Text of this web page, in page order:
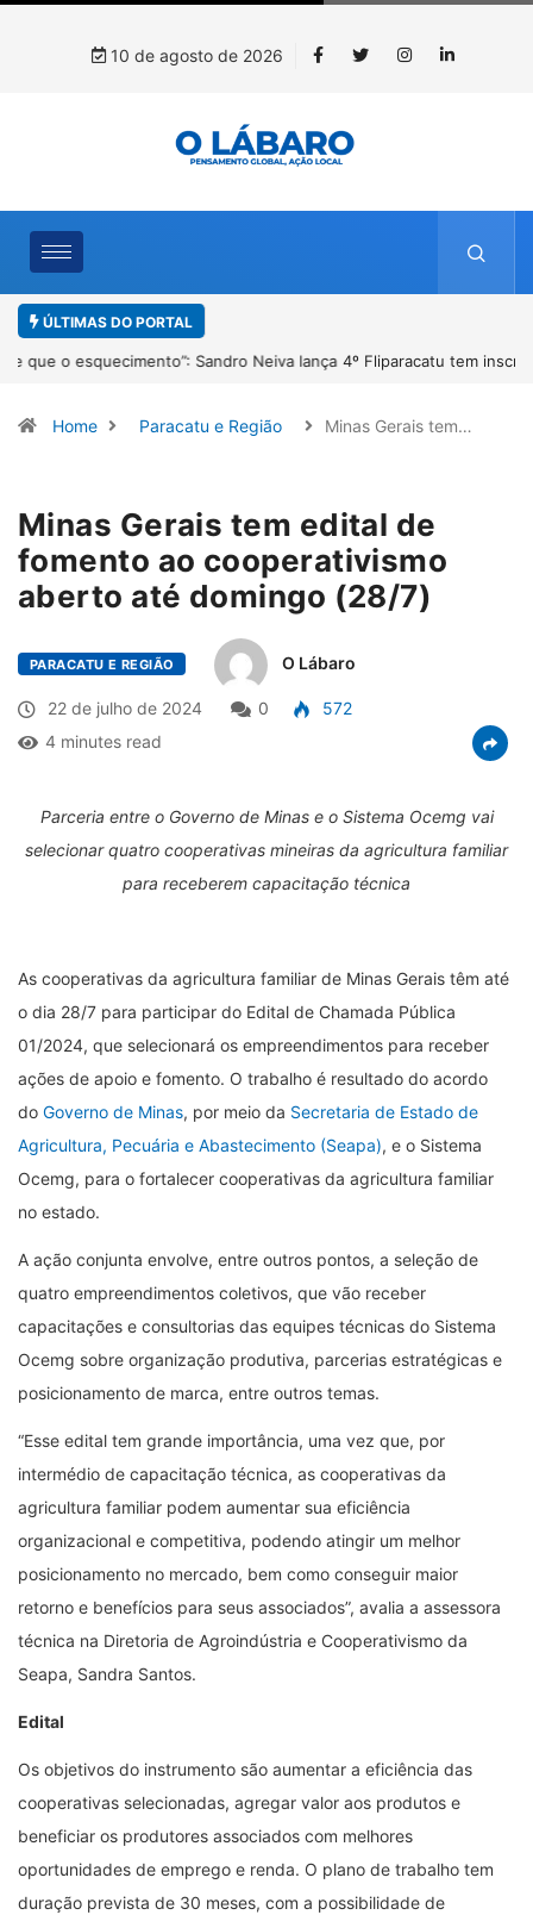
10 de agosto de 2026
ÚLTIMAS DO PORTAL
4º Fliparacatu tem inscrições abertas para o Prêmio de Redação e
Home Paracatu e Região Minas Gerais tem…
Minas Gerais tem edital de
fomento ao cooperativismo
aberto até domingo (28/7)
PARACATU E REGIÃO O Lábaro
22 de julho de 2024 0
572
4 minutes read
Parceria entre o Governo de Minas e o Sistema Ocemg vai
selecionar quatro cooperativas mineiras da agricultura familiar
para receberem capacitação técnica
As cooperativas da agricultura familiar de Minas Gerais têm até
o dia 28/7 para participar do Edital de Chamada Pública
01/2024, que selecionará os empreendimentos para receber
ações de apoio e fomento. O trabalho é resultado do acordo
do Governo de Minas, por meio da Secretaria de Estado de
Agricultura, Pecuária e Abastecimento (Seapa), e o Sistema
Ocemg, para o fortalecer cooperativas da agricultura familiar
no estado.
A ação conjunta envolve, entre outros pontos, a seleção de
quatro empreendimentos coletivos, que vão receber
capacitações e consultorias das equipes técnicas do Sistema
Ocemg sobre organização produtiva, parcerias estratégicas e
posicionamento de marca, entre outros temas.
“Esse edital tem grande importância, uma vez que, por
intermédio de capacitação técnica, as cooperativas da
agricultura familiar podem aumentar sua eficiência
organizacional e competitiva, podendo atingir um melhor
posicionamento no mercado, bem como conseguir maior
retorno e benefícios para seus associados”, avalia a assessora
técnica na Diretoria de Agroindústria e Cooperativismo da
Seapa, Sandra Santos.
Edital
Os objetivos do instrumento são aumentar a eficiência das
cooperativas selecionadas, agregar valor aos produtos e
beneficiar os produtores associados com melhores
oportunidades de emprego e renda. O plano de trabalho tem
duração prevista de 30 meses, com a possibilidade de